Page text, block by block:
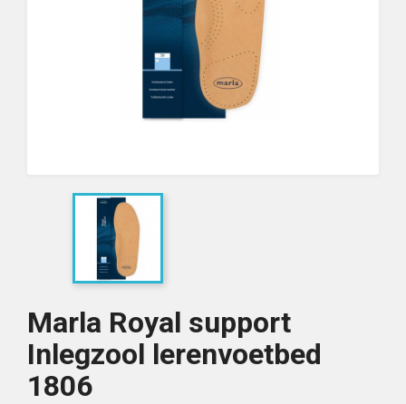
Marla Royal support
Inlegzool lerenvoetbed
1806